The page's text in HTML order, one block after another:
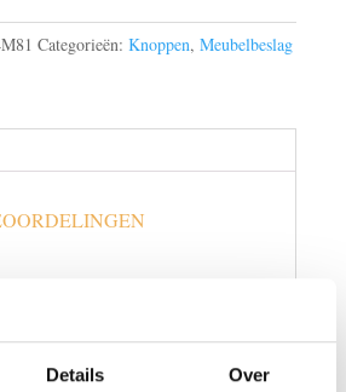
Details Over
Categorieën: Knoppen, Meubelbeslag
messing” te beoordelen